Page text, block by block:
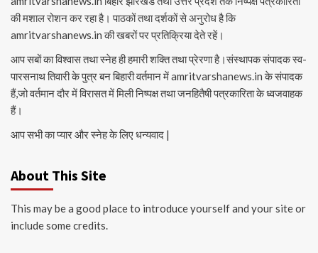
की मशाल रोशन कर रहा है। पाठकों तथा दर्शकों से अनुरोध है कि
amritvarshanews.in की खबरों पर प्रतिक्रिया देते रहें।
आप सबों का विश्वास तथा स्नेह ही हमारी शक्ति तथा प्रेरणा है।संस्थापक संपादक स्व-
पारसनाथ तिवारी के पुत्र बन बिहारी वर्तमान में amritvarshanews.in के संपादक
हैं,जो वर्तमान दौर में विरासत में मिली निष्पक्ष तथा जनहितैषी पत्रकारिता के ध्वजवाहक
हैं।
आप सभी का प्यार और स्नेह के लिए धन्यवाद |
About This Site
This may be a good place to introduce yourself and your site or
include some credits.